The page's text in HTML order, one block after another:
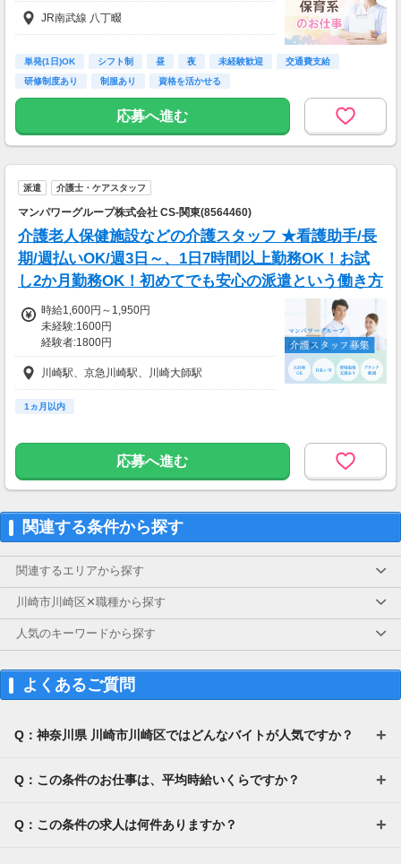
JR南武線 八丁畷
単発(1日)OK シフト制 昼 夜 未経験歓迎
交通費支給
研修制度あり
制服あり 資格を活かせる
応募へ進む
派遣 介護士・ケアスタッフ
マンパワーグループ株式会社 CS-関東(8564460)
介護老人保健施設などの介護スタッフ ★看護助手/長
期/週払いOK/週3日～、1日7時間以上勤務OK！お試
し2か月勤務OK！初めてでも安心の派遣という働き方
時給1,600円～1,950円
未経験:1600円
経験者:1800円
介護福祉士:1950円
川崎駅、京急川崎駅、川崎大師駅
1ヵ月以内
応募へ進む
関連する条件から探す
関連するエリアから探す
川崎市川崎区✕職種から探す
人気のキーワードから探す
よくあるご質問
Q：神奈川県 川崎市川崎区ではどんなバイトが人気ですか？
Q：この条件のお仕事は、平均時給いくらですか？
Q：この条件の求人は何件ありますか？